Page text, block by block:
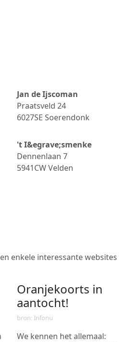
Jan de Ijscoman
Praatsveld 24
6027SE Soerendonk
't I&egrave;smenke
Dennenlaan 7
5941CWVelden
enkele interessante
Oranjekoorts in
aantocht!
bron: Infonu
We kennen het allemaal: